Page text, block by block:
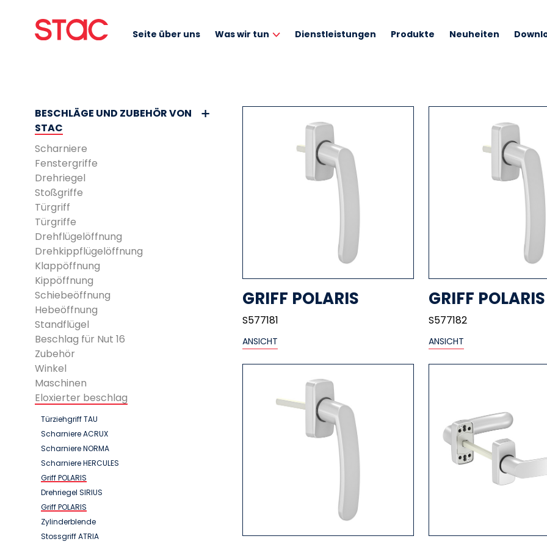
Seite über uns Was wir tun Dienstleistungen Produkte Neuheiten
BESCHLÄGE UND ZUBEHÖR VON
STAC
Scharniere
Fenstergriffe
Drehriegel
Stoßgriffe
Türgriff
Türgriffe
Drehflügelöffnung
Drehkippflügelöffnung
Klappöffnung
Kippöffnung
Schiebeöffnung
Hebeöffnung
Standflügel
Beschlag für Nut 16
Zubehör
Winkel
Maschinen
Eloxierter beschlag
Türziehgriff TAU
Scharniere ACRUX
Scharniere NORMA
Scharniere HERCULES
Griff POLARIS
Drehriegel SIRIUS
Griff POLARIS
Zylinderblende
Stossgriff ATRIA
GRIFF POLARIS
S577181
ANSICHT
GRIFF POLARIS
S577182
ANSICHT